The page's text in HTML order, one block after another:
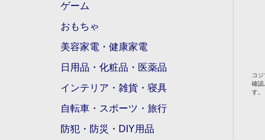
ゲーム
おもちゃ
美容家電・健康家電
日用品・化粧品・医薬品
インテリア・雑貨・寝具
自転車・スポーツ・旅行
防犯・防災・DIY用品
コ
確認
す。